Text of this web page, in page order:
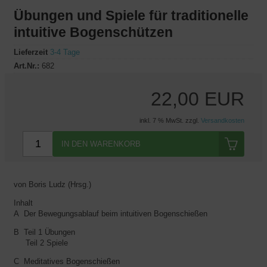
Übungen und Spiele für traditionelle
intuitive Bogenschützen
Lieferzeit 3-4 Tage
Art.Nr.: 682
22,00 EUR
inkl. 7 % MwSt. zzgl. Versandkosten
IN DEN WARENKORB
von Boris Ludz (Hrsg.)
Inhalt
A Der Bewegungsablauf beim intuitiven Bogenschießen
B Teil 1 Übungen
Teil 2 Spiele
C Meditatives Bogenschießen